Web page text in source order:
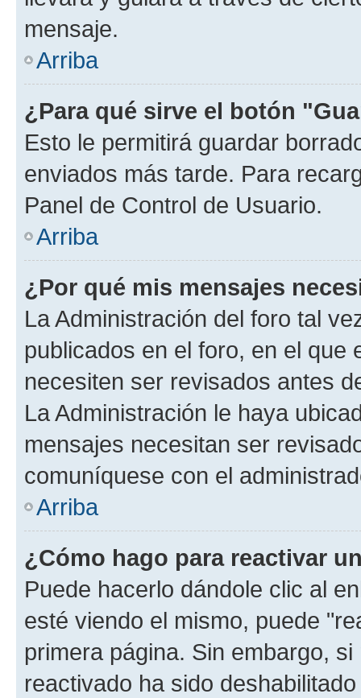
mensaje.
Arriba
¿Para qué sirve el botón
Esto le permitirá guardar
enviados más tarde. Para
Panel de Control de Usuario.
Arriba
¿Por qué mis mensajes
La Administración del foro tal
publicados en el foro, en el que
necesiten ser revisados antes
La Administración le haya
mensajes necesitan ser
comuníquese con el
Arriba
¿Cómo hago para reactivar
Puede hacerlo dándole clic al
esté viendo el mismo, puede
primera página. Sin embargo,
reactivado ha sido